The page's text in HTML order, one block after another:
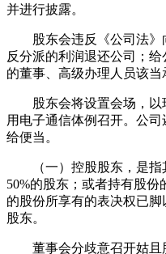
并进行披露。
股东会违反《公司法》
反分派的利润退还公司；
的董事、高级办理人员该当
股东会将设置会场，以
用电子通信体例召开。公
给便当。
（一）控股股东，是指
50%的股东；或者持有股
的股份所享有的表决权已
股东。
董事会分歧意召开姑且